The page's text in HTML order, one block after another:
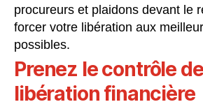
procureurs et plaidons devant le
forcer votre libération aux
possibles.
Prenez le contrôle
libération financière